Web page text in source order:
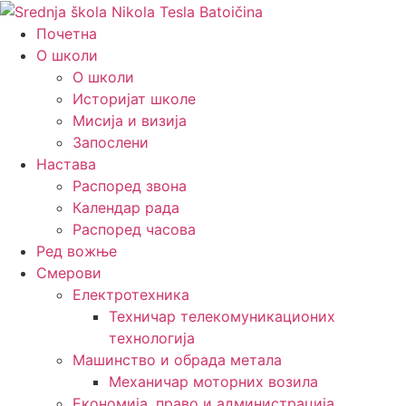
Почетна
О школи
О школи
Историјат школе
Мисија и визија
Запослени
Настава
Распоред звона
Календар рада
Распоред часова
Ред вожње
Смерови
Електротехника
Техничар телекомуникационих
технологија
Машинство и обрада метала
Механичар моторних возила